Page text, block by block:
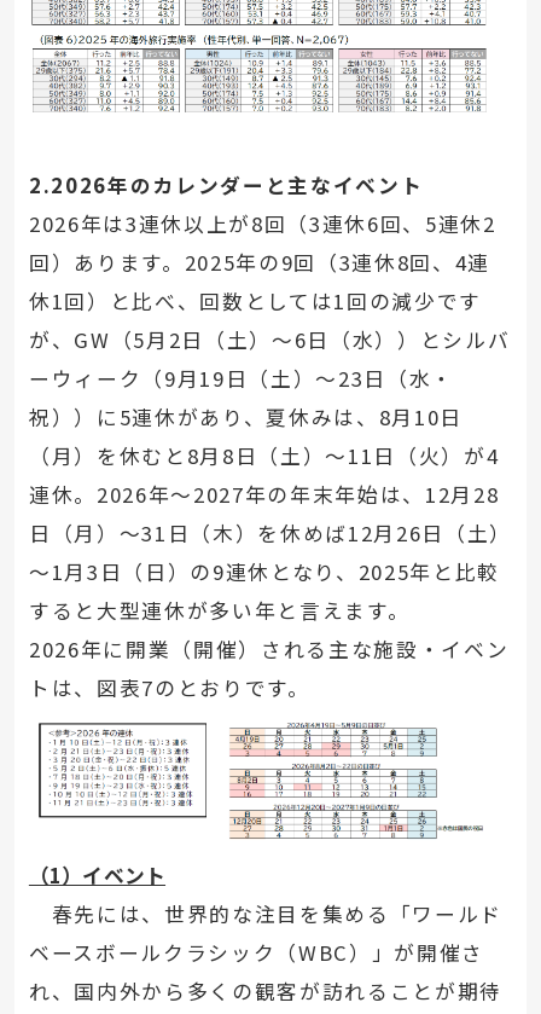
2.2026年のカレンダーと主なイベント
2026年は3連休以上が8回（3連休6回、5連休2
回）あります。2025年の9回（3連休8回、4連
休1回）と比べ、回数としては1回の減少です
が、GW（5月2日（土）～6日（水））とシルバ
ーウィーク（9月19日（土）～23日（水・
祝））に5連休があり、夏休みは、8月10日
（月）を休むと8月8日（土）～11日（火）が4
連休。2026年～2027年の年末年始は、12月28
日（月）～31日（木）を休めば12月26日（土）
～1月3日（日）の9連休となり、2025年と比較
すると大型連休が多い年と言えます。
2026年に開業（開催）される主な施設・イベン
トは、図表7のとおりです。
（1）イベント
春先には、世界的な注目を集める「ワールド
ベースボールクラシック（WBC）」が開催さ
れ、国内外から多くの観客が訪れることが期待